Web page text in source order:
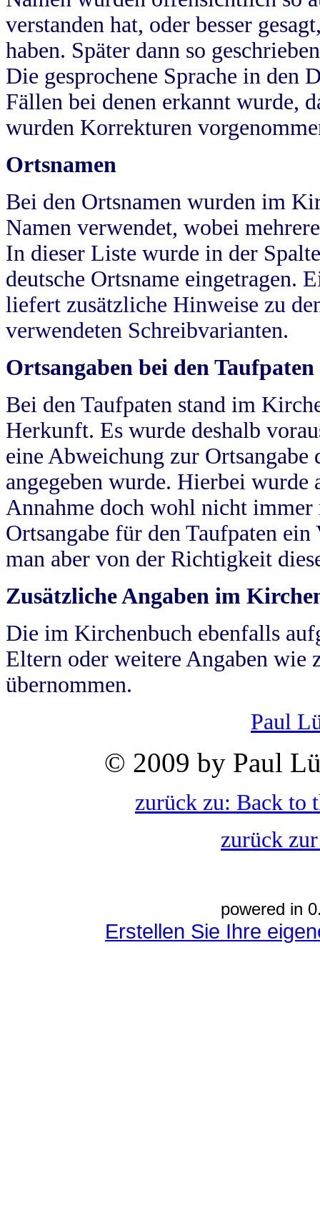
verstanden hat, oder besser
haben. Später dann so
Die gesprochene Sprache in
Fällen bei denen erkannt wurde,
wurden Korrekturen
Ortsnamen
Bei den Ortsnamen wurden im
Namen verwendet, wobei
In dieser Liste wurde in der
deutsche Ortsname eingetragen.
liefert zusätzliche Hinweise zu
verwendeten Schreibvarianten.
Ortsangaben bei den Taufpaten
Bei den Taufpaten stand im
Herkunft. Es wurde deshalb
eine Abweichung zur
angegeben wurde. Hierbei wurde
Annahme doch wohl nicht
Ortsangabe für den Taufpaten
man aber von der Richtigkeit
Zusätzliche Angaben im
Die im Kirchenbuch ebenfalls
Eltern oder weitere Angaben wie
übernommen.
Paul
© 2009 by Paul
zurück zu: Back to
zurück
powered in
Erstellen Sie Ihre